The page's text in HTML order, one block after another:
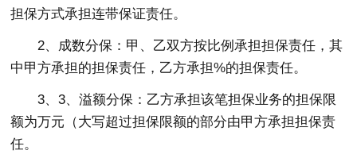
担保方式承担连带保证责任。
2、成数分保：甲、乙双方按比例承担担保责任，其
中甲方承担的担保责任，乙方承担%的担保责任。
3、3、溢额分保：乙方承担该笔担保业务的担保限
额为万元（大写超过担保限额的部分由甲方承担担保责
任。